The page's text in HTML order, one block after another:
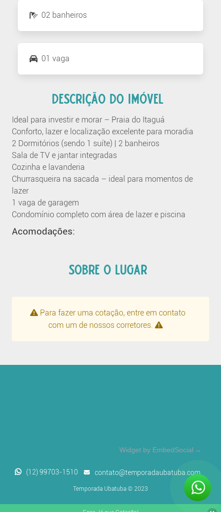
02 banheiros
01 vaga
DESCRIÇÃO DO IMÓVEL
Ideal para investir e morar – Praia do Itaguá
Conforto, lazer e localização excelente para moradia
2 Dormitórios (sendo 1 suíte) | 2 banheiros
Sala de TV e jantar integradas
Cozinha e lavanderia
Churrasqueira na sacada – ideal para momentos de
lazer
1 vaga de garagem
Condomínio completo com área de lazer e piscina
Acomodações:
SOBRE O LUGAR
Para fazer uma cotação, entre em contato
com um de nossos corretores.
Widget by EmbedSocial →
(12) 99703-1510 contato@temporadaubatuba.com
Temporada Ubatuba © 2023